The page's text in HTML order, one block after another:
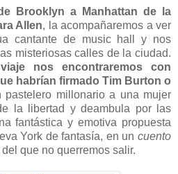
Brooklyn a Manhattan de la
Allen, la acompañaremos a ver
cantante de music hall y nos
misteriosas calles de la ciudad.
nos encontraremos con
habrían firmado Tim Burton o
pastelero millonario a una mujer
la libertad y deambula por las
fantástica y emotiva propuesta
York de fantasía, en un cuento
del que no querremos salir.